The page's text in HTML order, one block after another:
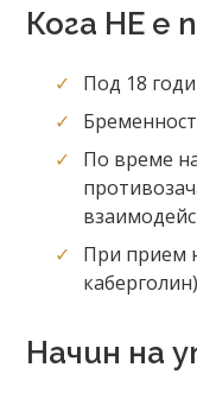
Кога НЕ е
Под 18
По време
При прием
каберголин)
Начин на